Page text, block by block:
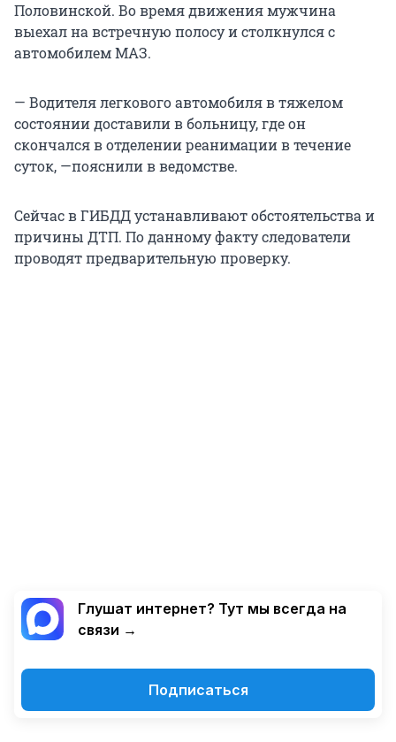
Половинской. Во время движения мужчина
выехал на встречную полосу и столкнулся с
автомобилем МАЗ.
— Водителя легкового автомобиля в тяжелом
состоянии доставили в больницу, где он
скончался в отделении реанимации в течение
суток, —пояснили в ведомстве.
Сейчас в ГИБДД устанавливают обстоятельства и
причины ДТП. По данному факту следователи
проводят предварительную проверку.
Глушат интернет? Тут мы всегда на
связи →
Подписаться